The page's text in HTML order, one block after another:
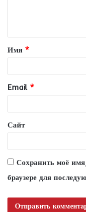
т
а
й
*
Имя *
Email *
Сайт
Сохранить моё
браузере для